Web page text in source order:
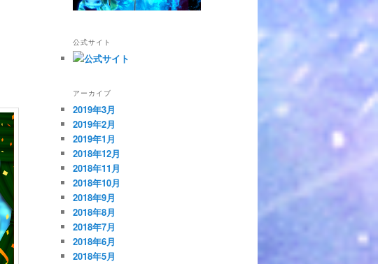
公式サイト
アーカイブ
2019年3月
2019年2月
2019年1月
2018年12月
2018年11月
2018年10月
2018年9月
2018年8月
2018年7月
2018年6月
2018年5月